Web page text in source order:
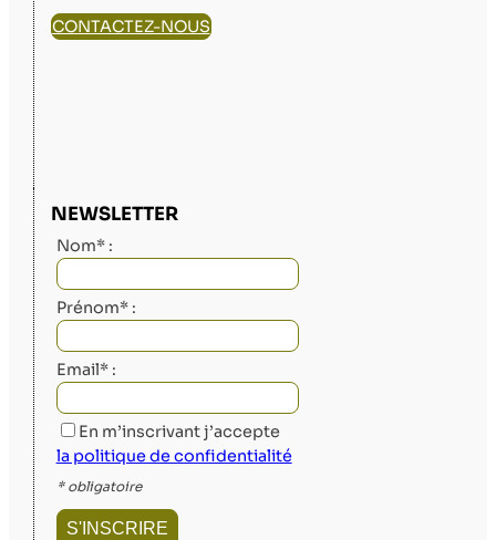
CONTACTEZ-NOUS
NEWSLETTER
Nom* :
Prénom* :
Email* :
En m’inscrivant j’accepte
la politique de confidentialité
* obligatoire